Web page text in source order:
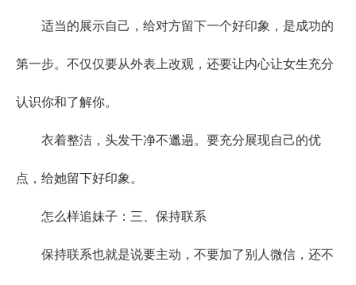
适当的展示自己，给对方留下一个好印象，是成功的
第一步。不仅仅要从外表上改观，还要让内心让女生充分
认识你和了解你。
衣着整洁，头发干净不邋遢。要充分展现自己的优
点，给她留下好印象。
怎么样追妹子：三、保持联系
保持联系也就是说要主动，不要加了别人微信，还不